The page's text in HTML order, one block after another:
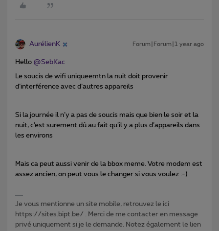
AurélienK Forum|Forum|1 year ago
Hello ​ @SebKac
Le soucis de wifi uniqueemtn la nuit doit provenir
d’interférence avec d’autres appareils
Si la journée il n’y a pas de soucis mais que bien le soir et la
nuit, c’est surement dû au fait qu’il y a plus d’appareils dans
les environs
Mais ca peut aussi venir de la bbox meme. Votre modem est
assez ancien, on peut vous le changer si vous voulez :-)
Je vous mentionne un site mobile, retrouvez le ici
https://sites.bipt.be/ . Merci de me contacter en message
privé uniquement si je le demande. Notez également le lien